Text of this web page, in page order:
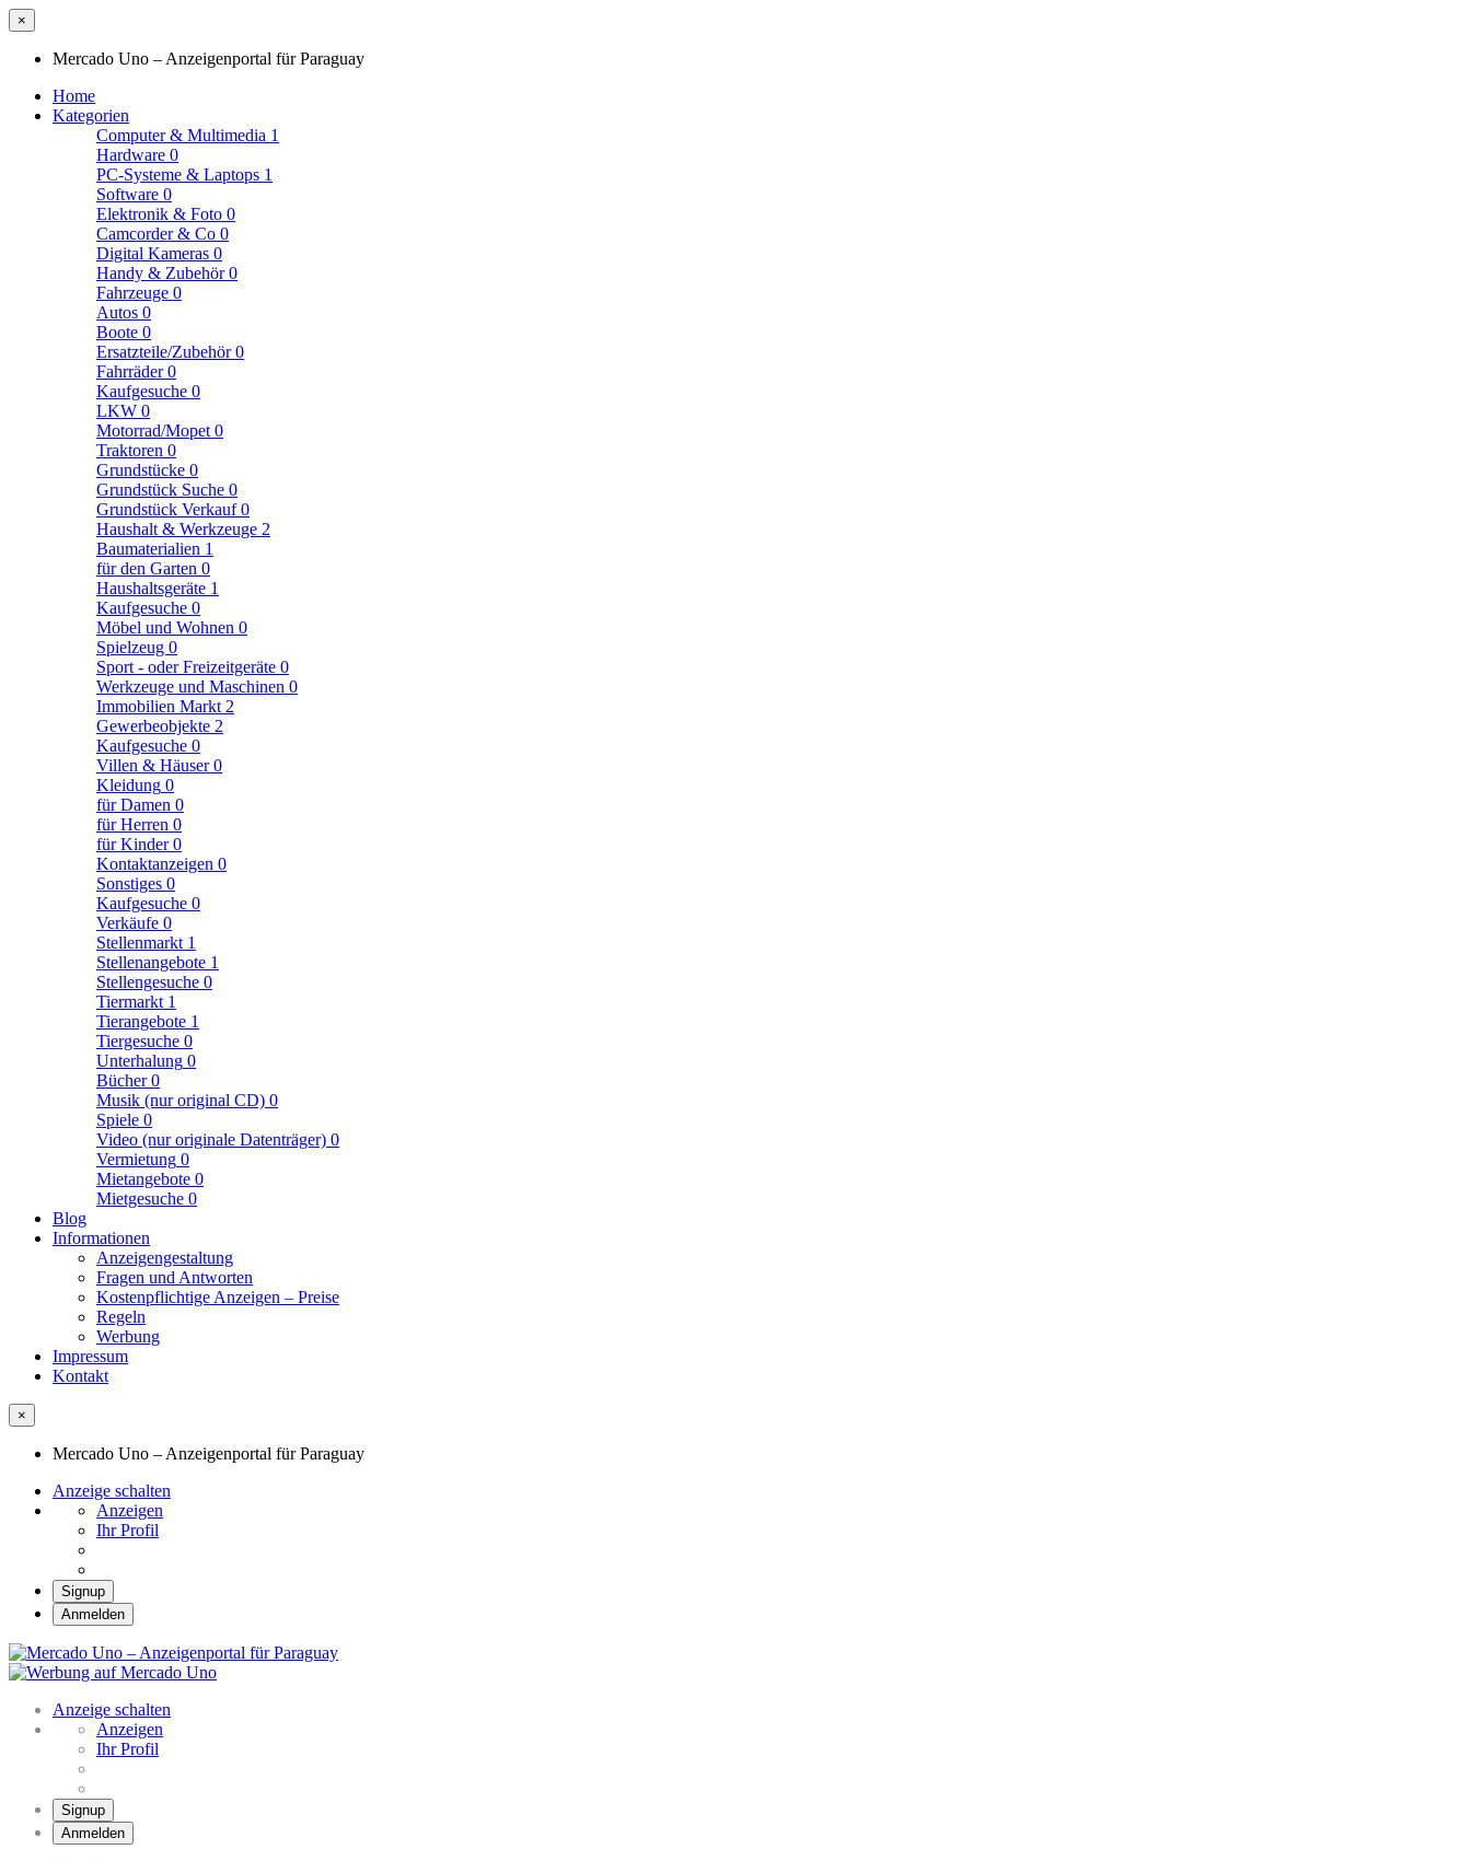
×
Mercado Uno – Anzeigenportal für Paraguay
Home
Kategorien
Computer & Multimedia 1
Hardware 0
PC-Systeme & Laptops 1
Software 0
Elektronik & Foto 0
Camcorder & Co 0
Digital Kameras 0
Handy & Zubehör0
Fahrzeuge 0
Autos 0
Boote 0
Ersatzteile/Zubehör0
Fahrräder0
Kaufgesuche 0
LKW 0
Motorrad/Mopet 0
Traktoren 0
Grundstücke 0
Grundstück Suche 0
Grundstück Verkauf0
Haushalt & Werkzeuge 2
Baumaterialien 1
für den Garten 0
Haushaltsgeräte 1
Kaufgesuche 0
Möbel und Wohnen 0
Spielzeug 0
Sport - oder Freizeitgeräte 0
Werkzeuge und Maschinen 0
Immobilien Markt 2
Gewerbeobjekte 2
Kaufgesuche 0
Villen & Häuser0
Kleidung 0
für Damen 0
für Herren 0
für Kinder0
Kontaktanzeigen 0
Sonstiges 0
Kaufgesuche 0
Verkäufe 0
Stellenmarkt 1
Stellenangebote 1
Stellengesuche 0
Tiermarkt 1
Tierangebote 1
Tiergesuche 0
Unterhalung 0
Bücher0
Musik (nur original CD) 0
Spiele 0
Video (nur originale Datenträger) 0
Vermietung 0
Mietangebote 0
Mietgesuche 0
Blog
Informationen
Anzeigengestaltung
Fragen und Antworten
Kostenpflichtige Anzeigen – Preise
Regeln
Werbung
Impressum
Kontakt
×
Mercado Uno – Anzeigenportal für Paraguay
Anzeige schalten
Anzeigen
Ihr Profil
Signup
Anmelden
Anzeige schalten
Anzeigen
Ihr Profil
Signup
Anmelden